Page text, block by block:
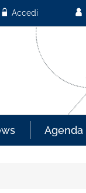
Accedi
Agenda